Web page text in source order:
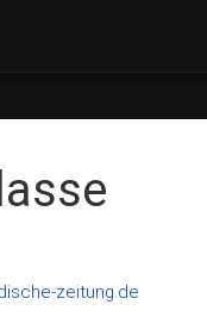
zeitung.de